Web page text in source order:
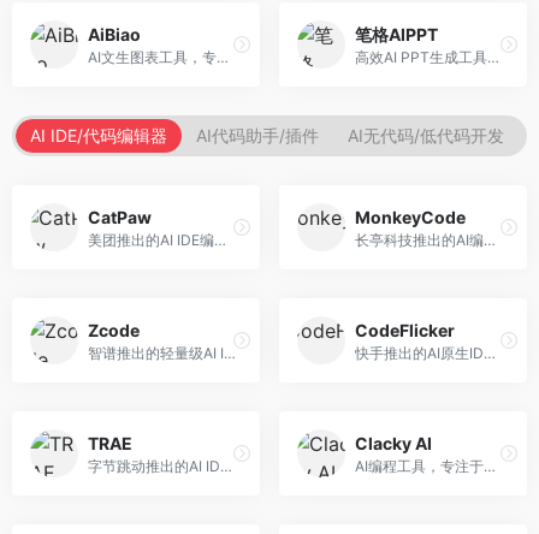
AiBiao
AI文生图表工具，专注于数据可视化展示。面向数据分析师和职场人士，提供图表生成、数据可视化、PPT嵌入等服务，数据展示专业。
笔格AIPPT
高效AI PPT生成工具，专注于演示文稿智能创作。面向职场人士，支持主题输入、内容生成、设计美化等功能，PPT制作效率高。
AI IDE/代码编辑器 AI代码助手/插件 AI无代码/低代码开发
CatPaw
美团推出的AI IDE编程工具，专注于本地开发生态。面向开发者，提供智能代码补全、代码生成、项目管理等服务，本地开发体验好。
MonkeyCode
长亭科技推出的AI编程助手，专注于安全开发。面向开发者，提供代码生成、安全检测、漏洞修复等服务，安全开发能力强。
Zcode
智谱推出的轻量级AI IDE，基于GLM模型。面向开发者，提供智能代码补全、代码生成、错误检测等服务，中文编程支持好。
CodeFlicker
快手推出的AI原生IDE，专注于短视频相关开发。面向快手生态开发者，提供代码生成、调试辅助等服务，与快手开发生态深度整合。
TRAE
字节跳动推出的AI IDE编程工具，深度集成大模型能力。面向开发者，提供智能代码补全、代码解释、重构优化等服务，编程效率显著提升。
Clacky AI
AI编程工具，专注于代码智能生成与优化。面向开发者，提供代码生成、代码重构、错误修复等服务，编程效率高。